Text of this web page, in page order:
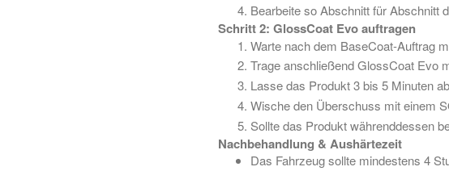
Bearbeite so Abschnitt für Abschnitt
Schritt 2: GlossCoat Evo auftragen
Warte nach dem BaseCoat-Auftrag
Trage anschließend GlossCoat Evo
Lasse das Produkt 3 bis 5 Minuten
Wische den Überschuss mit einem
Sollte das Produkt währenddessen
Nachbehandlung & Aushärtezeit
Das Fahrzeug sollte mindestens 4